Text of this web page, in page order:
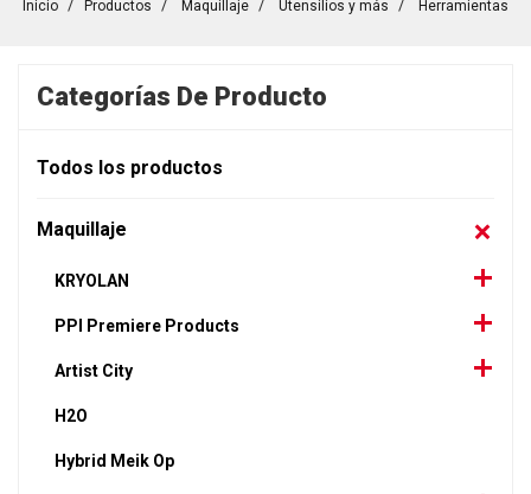
Inicio Productos Maquillaje Utensilios y más Herramientas
Categorías De Producto
Todos los productos
Maquillaje
KRYOLAN
PPI Premiere Products
Artist City
H2O
Hybrid Meik Op